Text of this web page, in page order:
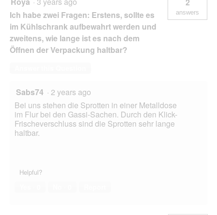
Ich habe zwei Fragen: Erstens, sollte es
im Kühlschrank aufbewahrt werden und
zweitens, wie lange ist es nach dem
Öffnen der Verpackung haltbar?
answers
Sabs74 · 2 years ago
Bei uns stehen die Sprotten in einer Metalldose
im Flur bei den Gassi-Sachen. Durch den Klick-
Frischeverschluss sind die Sprotten sehr lange
haltbar.
Helpful?